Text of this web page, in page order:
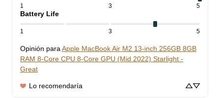
1 3 5
Battery Life
1 3 5
Opinión paraApple MacBook Air M2 13-inch 256GB 8GB
RAM 8-Core CPU 8-Core GPU (Mid 2022) Starlight -
Great
Lo recomendaría